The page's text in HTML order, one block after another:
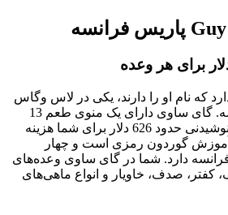
که نام او را دارند، یکی در لاس وگاس
و دیگری در پاریس فرانسه. گای ساوی دارای یک منوی طعم 13
مرحله‌ای است که بدون نوشیدنی حدود 626 دلار برای شما هزینه
گوردون رمزی است و چهار
دارد. شما در گای ساوی وعده‌های
کفتر، صدف، خاویار و انواع ماهی‌های